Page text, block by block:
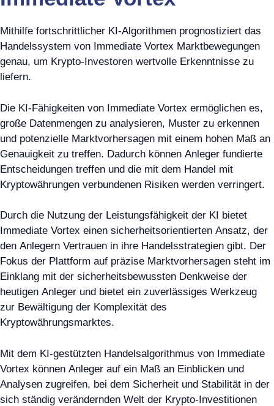
Mithilfe fortschrittlicher KI-Algorithmen prognostiziert das
Handelssystem von Immediate Vortex Marktbewegungen
genau, um Krypto-Investoren wertvolle Erkenntnisse zu
liefern.
Die KI-Fähigkeiten von Immediate Vortex ermöglichen es,
große Datenmengen zu analysieren, Muster zu erkennen
und potenzielle Marktvorhersagen mit einem hohen Maß an
Genauigkeit zu treffen. Dadurch können Anleger fundierte
Entscheidungen treffen und die mit dem Handel mit
Kryptowährungen verbundenen Risiken werden verringert.
Durch die Nutzung der Leistungsfähigkeit der KI bietet
Immediate Vortex einen sicherheitsorientierten Ansatz, der
den Anlegern Vertrauen in ihre Handelsstrategien gibt. Der
Fokus der Plattform auf präzise Marktvorhersagen steht im
Einklang mit der sicherheitsbewussten Denkweise der
heutigen Anleger und bietet ein zuverlässiges Werkzeug
zur Bewältigung der Komplexität des
Kryptowährungsmarktes.
Mit dem KI-gestützten Handelsalgorithmus von Immediate
Vortex können Anleger auf ein Maß an Einblicken und
Analysen zugreifen, bei dem Sicherheit und Stabilität in der
sich ständig verändernden Welt der Krypto-Investitionen